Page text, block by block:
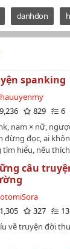
danhdon
spanking
829
6
nam × nữ,
đừng đọc, ai
tìm hiểu, nếu
câu
327
13
về truyện đời